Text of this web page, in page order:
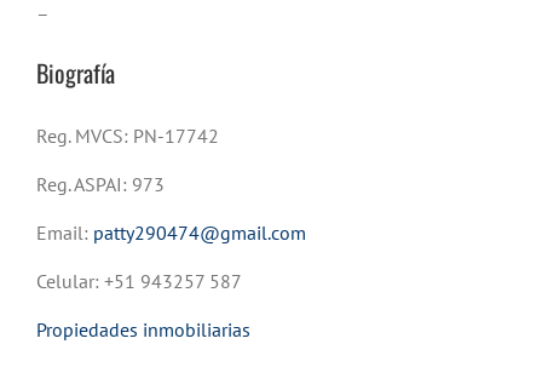
–
Biografía
Reg. MVCS: PN-17742
Reg. ASPAI: 973
Email: patty290474@gmail.com
Celular: +51 943257 587
Propiedades inmobiliarias